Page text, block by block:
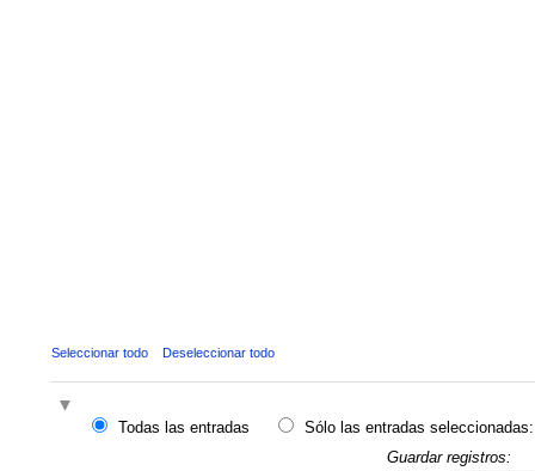
Seleccionar todo Deseleccionar todo
Todas las entradas
Sólo las entradas seleccionadas:
Guardar registros: